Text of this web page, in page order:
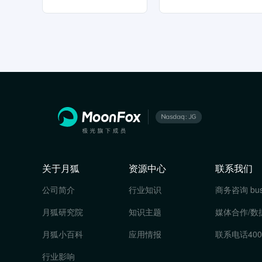
关于月狐
公司简介
月狐研究院
月狐小百科
行业影响
资源中心
行业知识
知识主题
应用情报
联系我们
商务咨询
媒体合作/数
联系电话